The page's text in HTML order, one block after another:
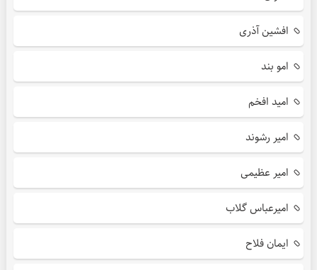
افشین آذری
امو بند
امید افخم
امیر رشوند
امیر عظیمی
امیرعباس گلاب
ایمان فلاح